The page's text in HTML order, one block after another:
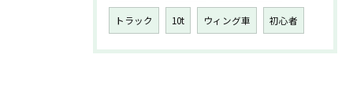
トラック 10t ウィング車 初心者